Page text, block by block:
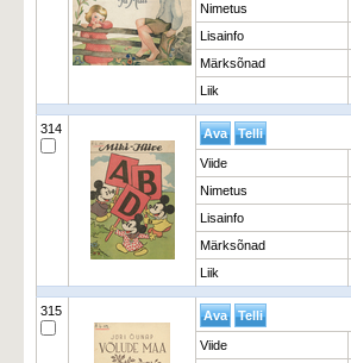
Nimetus
Lisainfo
Märksõnad
Liik
314
Viide
Nimetus
Lisainfo
Märksõnad
Liik
315
Viide